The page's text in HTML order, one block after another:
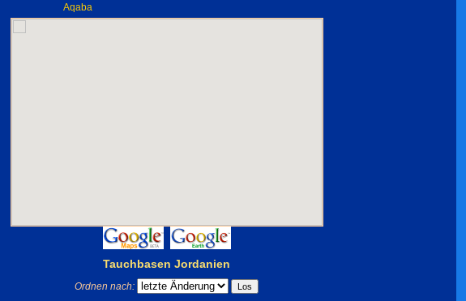
Aqaba
Tauchbasen Jordanien
Ordnen nach: